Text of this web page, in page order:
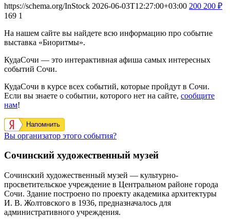
https://schema.org/InStock 2026-06-03T12:27:00+03:00 200 200 ₽
169 1
На нашем сайте вы найдете всю информацию про событие
выставка «Биоритмы».
КудаСочи — это интерактивная афиша самых интересных
событий Сочи.
КудаСочи в курсе всех событий, которые пройдут в Сочи.
Если вы знаете о событии, которого нет на сайте, сообщите
нам!
Напомнить
Вы организатор этого события?
Сочинский художественный музей
Сочинский художественный музей — культурно-
просветительское учреждение в Центральном районе города
Сочи. Здание построено по проекту академика архитектуры
И. В. Жолтовского в 1936, предназначалось для
административного учреждения.